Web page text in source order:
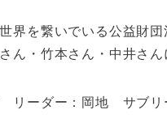
界を繋いでいる公益財
ん・竹本さん・中井さん
リーダー：岡地 サブ